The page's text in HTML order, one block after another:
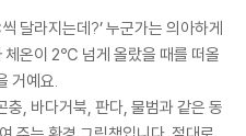
달라지는데?’ 누군가는 의아하게
체온이 2℃ 넘게 올랐을 때를 떠올
거예요.
, 바다거북, 판다, 물범과 같은 동